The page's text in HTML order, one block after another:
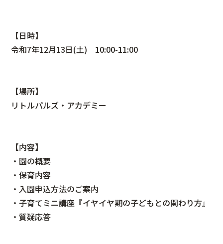
【日時】
令和7年12月13日(土) 10:00-11:00
【場所】
リトルパルズ・アカデミー
【内容】
・園の概要
・保育内容
・入園申込方法のご案内
・子育てミニ講座『イヤイヤ期の子どもとの関わり方』
・質疑応答